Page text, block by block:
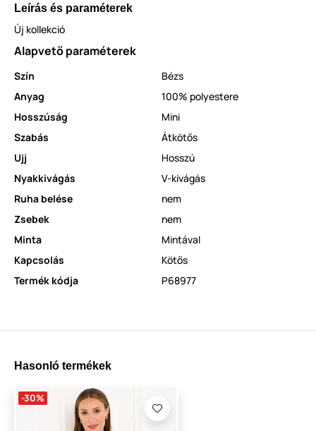
Leírás és paraméterek
Új kollekció
Alapvető paraméterek
Szín
Bézs
Anyag
100% polyestere
Hosszúság
Mini
Szabás
Átkötős
Ujj
Hosszú
Nyakkivágás
V-kivágás
Ruha belése
nem
Zsebek
nem
Minta
Mintával
Kapcsolás
Kötős
Termék kódja
P68977
Hasonló termékek
-30%